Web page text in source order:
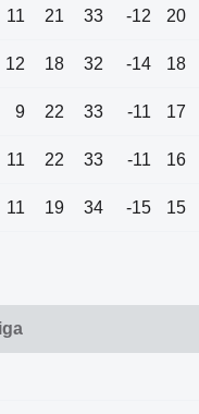
11 21 33 -12 20
12 18 32 -14 18
9 22 33 -11 17
11 22 33 -11 16
11 19 34 -15 15